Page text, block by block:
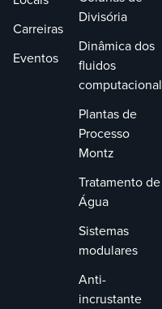
Carreiras
Eventos
Divisória
Dinâmica dos
fluidos
computacional
Plantas de
Processo
Montz
Tratamento de
Água
Sistemas
modulares
Anti-
incrustante